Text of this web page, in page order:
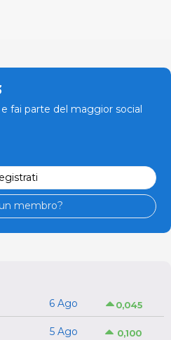
fai parte del maggior social
membro?
6 Ago 0,045
5 Ago 0,100